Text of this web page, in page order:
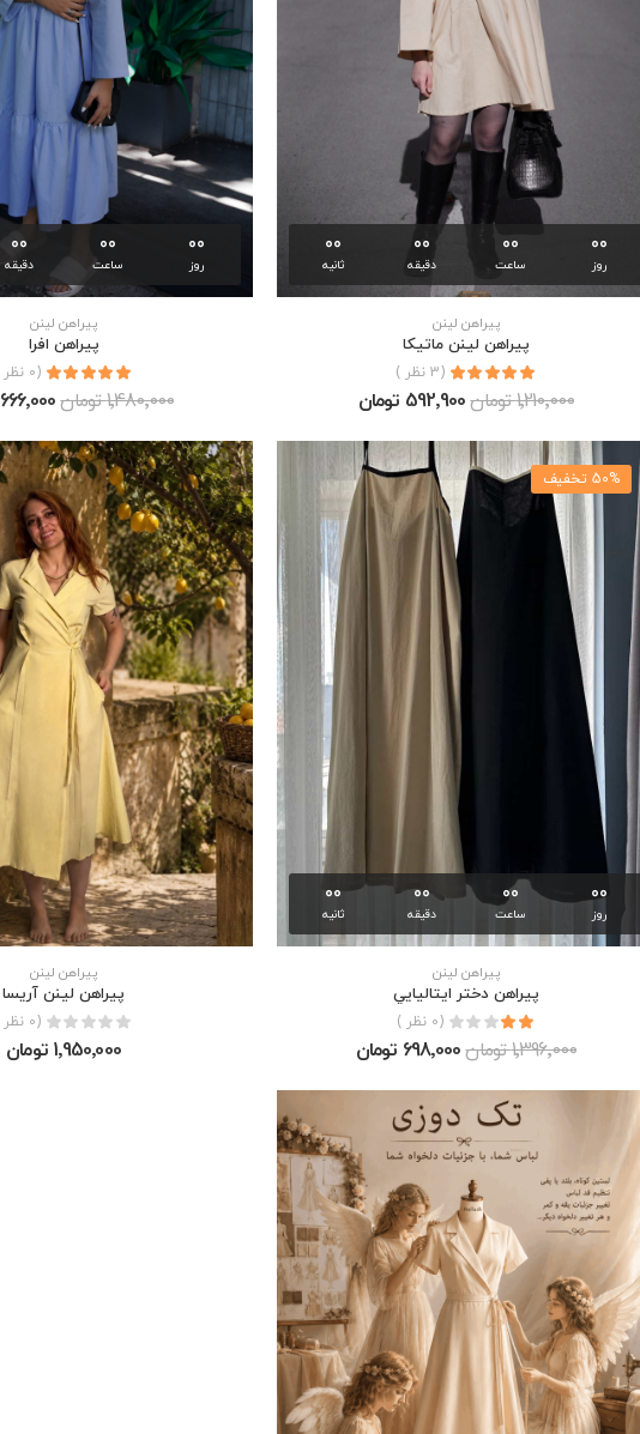
00
روز
00
ساعت
00
دقیقه
00
ثانیه
پیراهن لینن
پيراهن لينن ماتيكا
(3 نظر )
1٬210٬000 تومان 592٬900 تومان
00
روز
00
ساعت
00
دقیقه
پیراهن لینن
پيراهن افرا
(0 نظر )
1٬480٬000 تومان 666٬000 تومان
00
روز
00
ساعت
00
دقیقه
00
ثانیه
50% تخفیف
پیراهن لینن
پيراهن دختر ايتاليايي
(0 نظر )
1٬396٬000 تومان 698٬000 تومان
پیراهن لینن
پیراهن لینن آریسا
(0 نظر )
1٬950٬000 تومان